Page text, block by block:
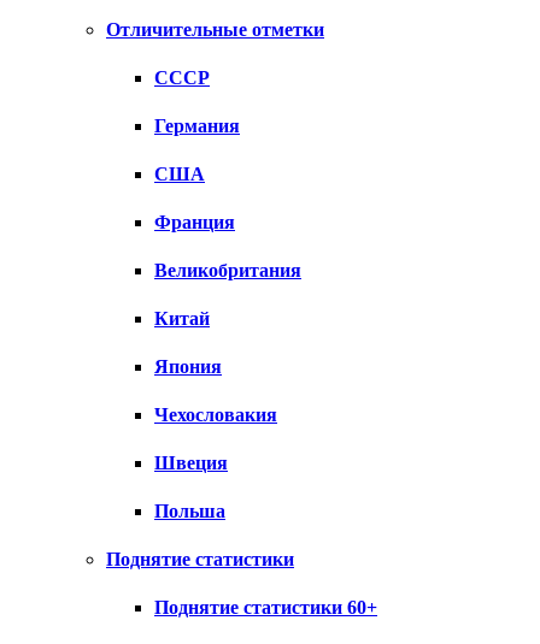
Отличительные отметки
СССР
Германия
США
Франция
Великобритания
Китай
Япония
Чехословакия
Швеция
Польша
Поднятие статистики
Поднятие статистики 60+